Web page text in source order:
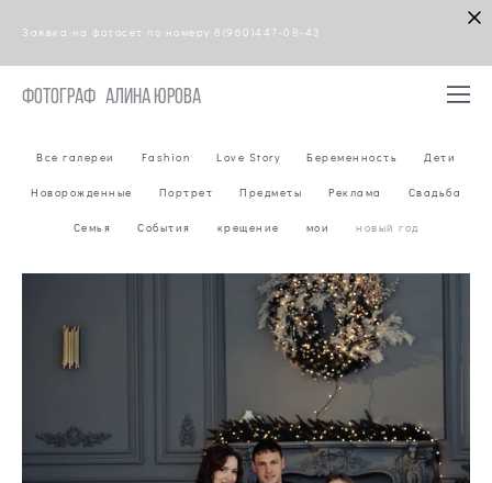
Заявка на фотосет по номеру 8(960)447-08-43
Фотограф Алина Юрова
Все галереи Fashion Love Story Беременность Дети
Новорожденные Портрет Предметы Реклама Свадьба
Семья События крещение мои новый год